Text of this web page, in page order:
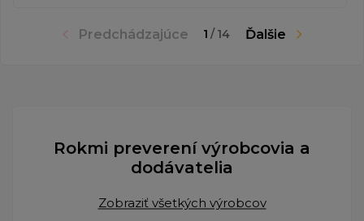
Predchádzajúce 1 / 14 Ďalšie
Rokmi preverení výrobcovia a
dodávatelia
Zobraziť všetkých výrobcov